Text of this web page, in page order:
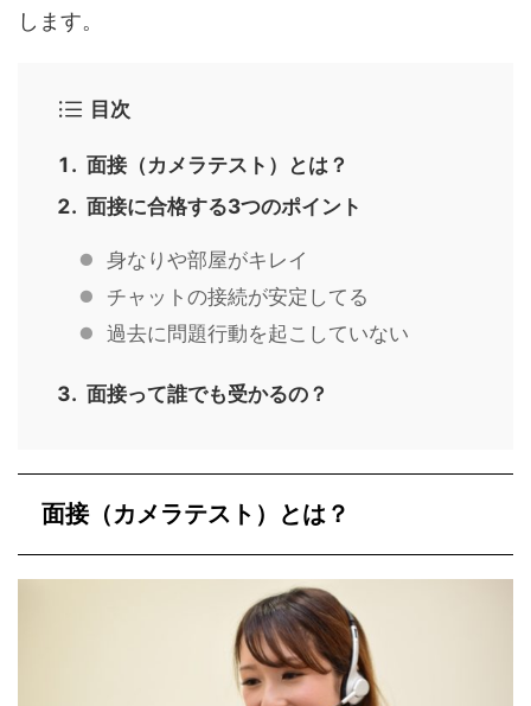
します。
目次
面接（カメラテスト）とは？
面接に合格する3つのポイント
身なりや部屋がキレイ
チャットの接続が安定してる
過去に問題行動を起こしていない
面接って誰でも受かるの？
面接（カメラテスト）とは？